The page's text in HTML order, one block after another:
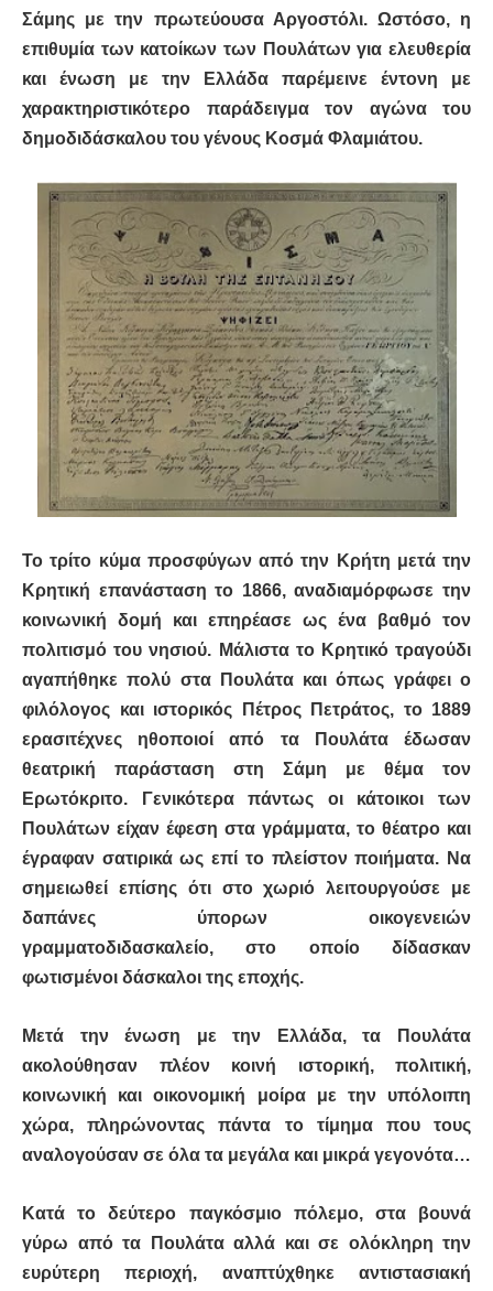
Σάμης με την πρωτεύουσα Αργοστόλι. Ωστόσο, η
επιθυμία των κατοίκων των Πουλάτων για ελευθερία
και ένωση με την Ελλάδα παρέμεινε έντονη με
χαρακτηριστικότερο παράδειγμα τον αγώνα του
δημοδιδάσκαλου του γένους Κοσμά Φλαμιάτου.
Το τρίτο κύμα προσφύγων από την Κρήτη μετά την
Κρητική επανάσταση το 1866, αναδιαμόρφωσε την
κοινωνική δομή και επηρέασε ως ένα βαθμό τον
πολιτισμό του νησιού. Μάλιστα το Κρητικό τραγούδι
αγαπήθηκε πολύ στα Πουλάτα και όπως γράφει ο
φιλόλογος και ιστορικός Πέτρος Πετράτος, το 1889
ερασιτέχνες ηθοποιοί από τα Πουλάτα έδωσαν
θεατρική παράσταση στη Σάμη με θέμα τον
Ερωτόκριτο. Γενικότερα πάντως οι κάτοικοι των
Πουλάτων είχαν έφεση στα γράμματα, το θέατρο και
έγραφαν σατιρικά ως επί το πλείστον ποιήματα. Να
σημειωθεί επίσης ότι στο χωριό λειτουργούσε με
δαπάνες ύπορων οικογενειών
γραμματοδιδασκαλείο, στο οποίο δίδασκαν
φωτισμένοι δάσκαλοι της εποχής.
Μετά την ένωση με την Ελλάδα, τα Πουλάτα
ακολούθησαν πλέον κοινή ιστορική, πολιτική,
κοινωνική και οικονομική μοίρα με την υπόλοιπη
χώρα, πληρώνοντας πάντα το τίμημα που τους
αναλογούσαν σε όλα τα μεγάλα και μικρά γεγονότα…
Κατά το δεύτερο παγκόσμιο πόλεμο, στα βουνά
γύρω από τα Πουλάτα αλλά και σε ολόκληρη την
ευρύτερη περιοχή, αναπτύχθηκε αντιστασιακή